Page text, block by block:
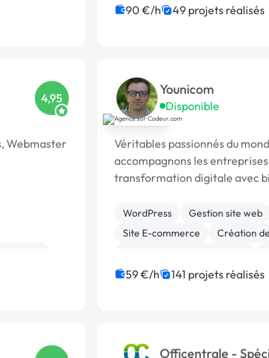
Front-end
Full-stack
90 €/h 49 projets réalisés
4,95
Webmaster
Younicom
Disponible
Véritables passionnés du
accompagnons les
transformation digitale avec
WordPress Gestion site web
Site E-commerce
Création
Référencement, liens
59 €/h 141 projets réalisés
Officentrale -